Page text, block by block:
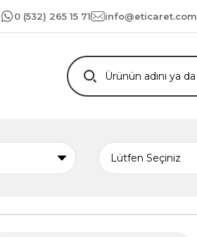
0 (532) 265 15 71 info@eticaret.com